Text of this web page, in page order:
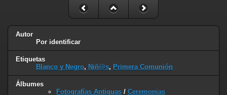
Autor
Por identificar
Etiquetas
Blanco y Negro, Niñ@s, Primera Comunión
Álbumes
Fotografías Antiguas / Ceremonias